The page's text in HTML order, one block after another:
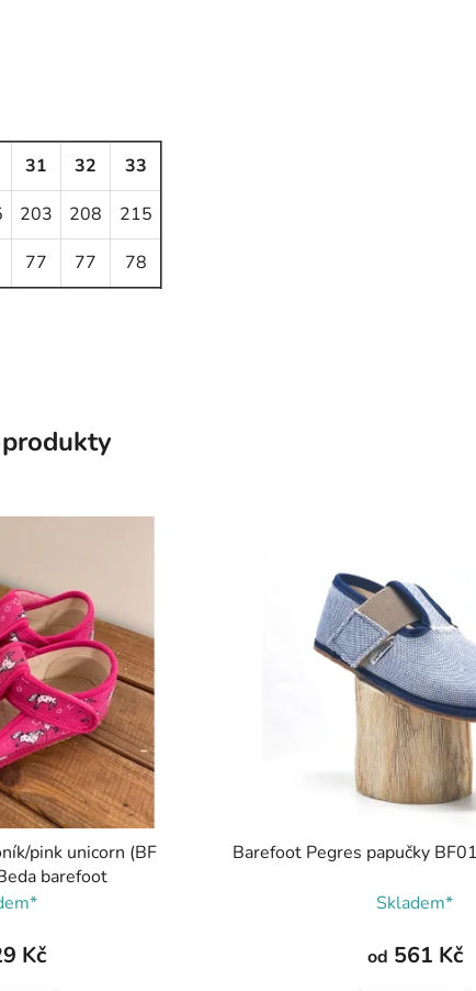
31 32
33
203 208
215
77 77 78
pink unicorn (BF
barefoot
Kč
Barefoot Pegres papučky
Skladem*
od 561 Kč